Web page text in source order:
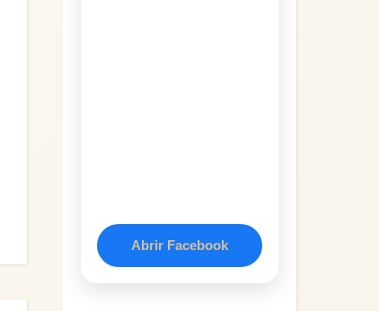
Abrir Facebook